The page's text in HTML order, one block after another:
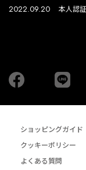
2022.09.20 本人認
Facebook
ショッピングガイド
クッキーポリシー
よくある質問